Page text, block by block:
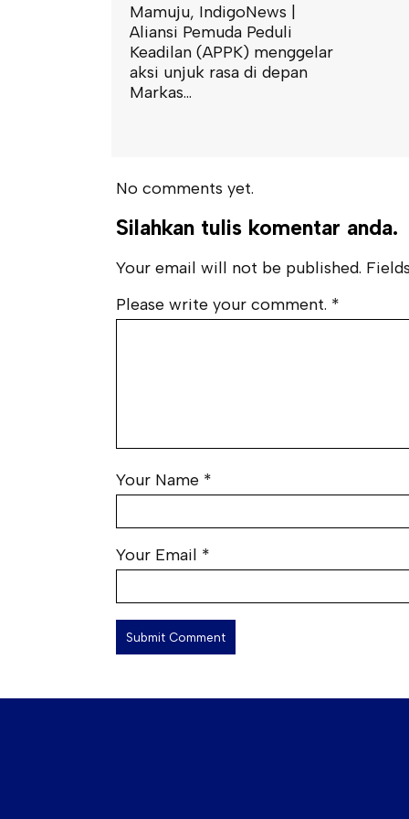
No comments yet.
Silahkan tulis komentar anda.
Your email will not be published.
Please write your comment. *
Your Name *
Your Email *